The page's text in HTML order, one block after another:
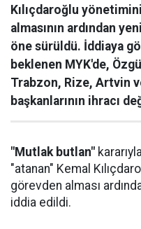
Kılıçdaroğlu
almasının ardından
öne sürüldü. İddiaya
beklenen MYK'de,
Trabzon, Rize, Artvin
başkanlarının ihracı
"Mutlak butlan"
"atanan" Kemal
görevden alması
iddia edildi.